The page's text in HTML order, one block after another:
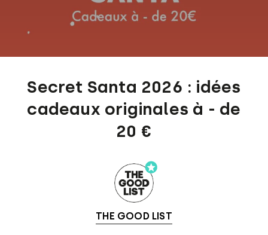
Secret Santa 2026 : idées
cadeaux originales à - de
20 €
THE GOOD LIST